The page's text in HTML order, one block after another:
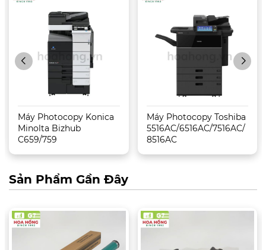
Máy Photocopy Konica
Minolta Bizhub
C659/759
Máy Photocopy Toshiba
5516AC/6516AC/7516AC/
8516AC
Sản Phẩm Gần Đây